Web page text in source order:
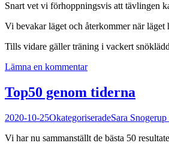
Snart vet vi förhoppningsvis att tävlingen
Vi bevakar läget och återkommer när läget
Tills vidare gäller träning i vackert
Lämna en kommentar
Top50 genom tiderna
2020-10-25OkategoriseradeSara
Vi har nu sammanställt de bästa 50